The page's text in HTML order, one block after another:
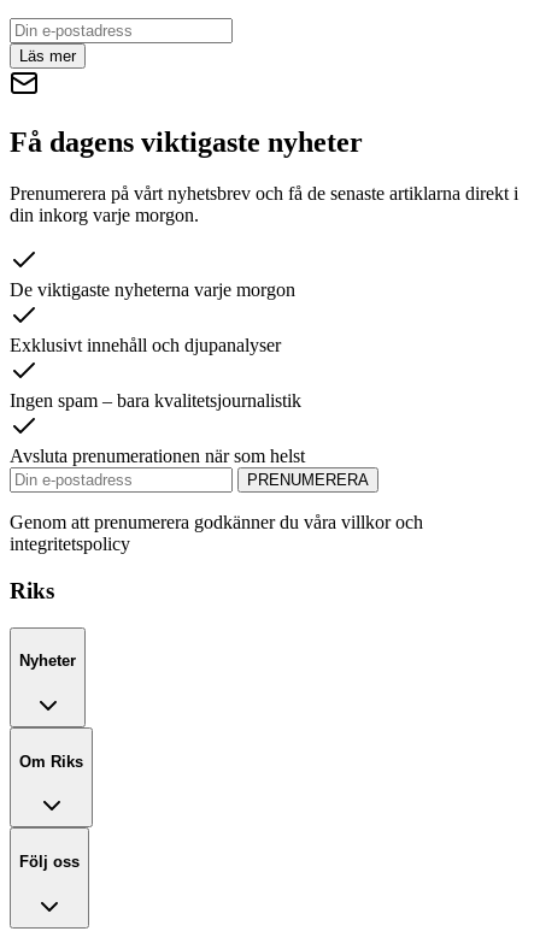
Läs mer
Få dagens viktigaste nyheter
Prenumerera på vårt nyhetsbrev och få de senaste artiklarna direkt i
din inkorg varje morgon.
De viktigaste nyheterna varje morgon
Exklusivt innehåll och djupanalyser
Ingen spam – bara kvalitetsjournalistik
Avsluta prenumerationen när som helst
PRENUMERERA
Genom att prenumerera godkänner du våra villkor och
integritetspolicy
Riks
Nyheter
Om Riks
Följ oss